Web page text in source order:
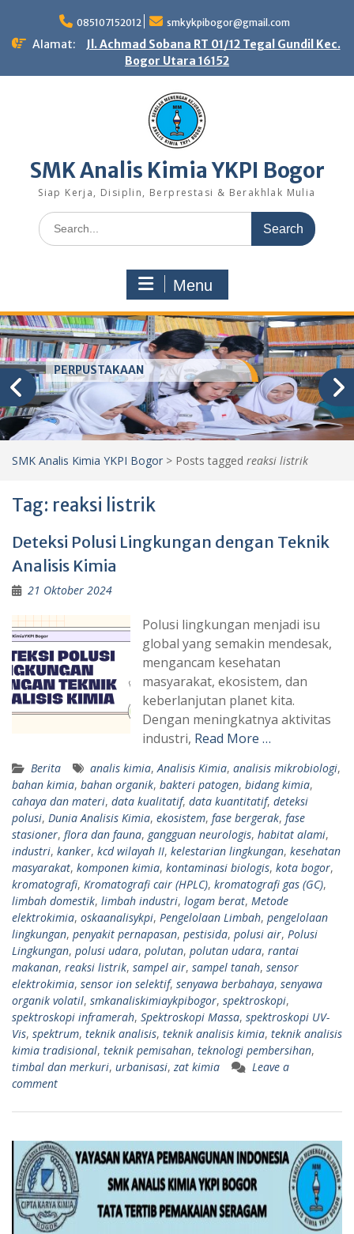
content
085107152012 smkykpibogor@gmail.com
Alamat:
Jl. Achmad Sobana RT 01/12 Tegal Gundil Kec.
Bogor Utara 16152
SMK Analis Kimia YKPI Bogor
Siap Kerja, Disiplin, Berprestasi & Berakhlak Mulia
Search
for:
Menu
PERPUSTAKAAN
SMK Analis Kimia YKPI Bogor > Posts tagged reaksi listrik
Tag: reaksi listrik
Deteksi Polusi Lingkungan dengan Teknik
Analisis Kimia
21 Oktober 2024
Polusi lingkungan menjadi isu
global yang semakin mendesak,
mengancam kesehatan
masyarakat, ekosistem, dan
keberlanjutan planet kita.
Dengan meningkatnya aktivitas
industri, Read More …
Berita analis kimia, Analisis Kimia, analisis mikrobiologi,
bahan kimia, bahan organik, bakteri patogen, bidang kimia,
cahaya dan materi, data kualitatif, data kuantitatif, deteksi
polusi, Dunia Analisis Kimia, ekosistem, fase bergerak, fase
stasioner, flora dan fauna, gangguan neurologis, habitat alami,
industri, kanker, kcd wilayah II, kelestarian lingkungan, kesehatan
masyarakat, komponen kimia, kontaminasi biologis, kota bogor,
kromatografi, Kromatografi cair (HPLC), kromatografi gas (GC),
limbah domestik, limbah industri, logam berat, Metode
elektrokimia, oskaanalisykpi, Pengelolaan Limbah, pengelolaan
lingkungan, penyakit pernapasan, pestisida, polusi air, Polusi
Lingkungan, polusi udara, polutan, polutan udara, rantai
makanan, reaksi listrik, sampel air, sampel tanah, sensor
elektrokimia, sensor ion selektif, senyawa berbahaya, senyawa
organik volatil, smkanaliskimiaykpibogor, spektroskopi,
spektroskopi inframerah, Spektroskopi Massa, spektroskopi UV-
Vis, spektrum, teknik analisis, teknik analisis kimia, teknik analisis
kimia tradisional, teknik pemisahan, teknologi pembersihan,
timbal dan merkuri, urbanisasi, zat kimia
Leave a
comment